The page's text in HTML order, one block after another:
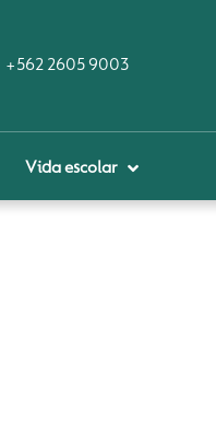
+562 2605 9003
Vida escolar